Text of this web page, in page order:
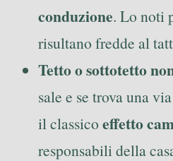
conduzione. Lo noti
risultano fredde al
Tetto o sottotetto
sale e se trova una
il classico effetto
responsabili della